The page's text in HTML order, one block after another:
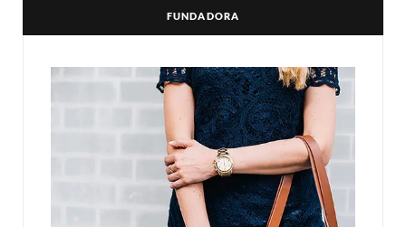
FUNDADORA